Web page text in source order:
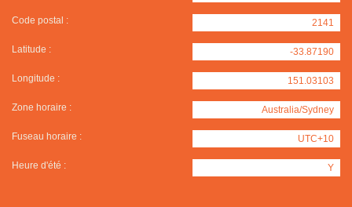
Code postal : 2141
Latitude : -33.87190
Longitude : 151.03103
Zone horaire : Australia/Sydney
Fuseau horaire : UTC+10
Heure d'été : Y